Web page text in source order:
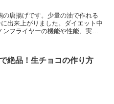
唐揚げです。少量の油で作れる
出来上がりました。ダイエット中
フライヤーの機能や性能、実際
絶品！生チョコの作り方